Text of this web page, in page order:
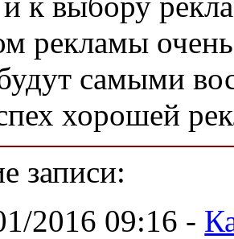
рекламы
самыми
хорошей
записи:
2016 09:16 -